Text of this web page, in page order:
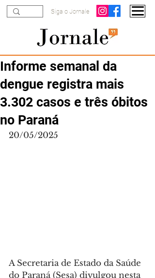
Siga o Jornale
Informe semanal da
dengue registra mais
3.302 casos e três óbitos
no Paraná
20/05/2025
A Secretaria de Estado da Saúde
do Paraná (Sesa) divulgou nesta